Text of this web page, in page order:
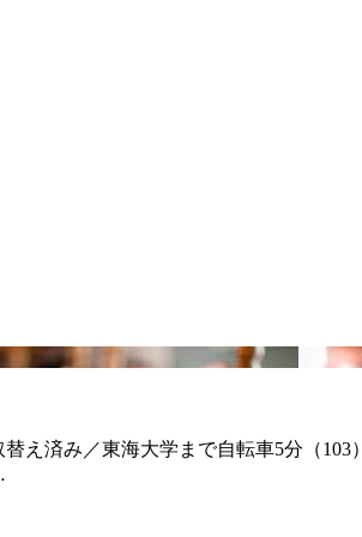
え済み／東海大学まで自転車5分（103）